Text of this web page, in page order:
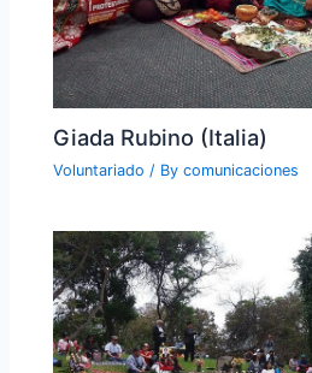
Giada Rubino (Italia)
Voluntariado / Bycomunicaciones